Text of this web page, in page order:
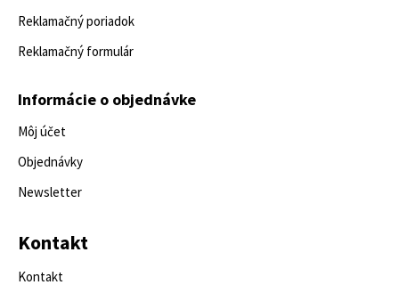
Reklamačný poriadok
Reklamačný formulár
Informácie o objednávke
Môj účet
Objednávky
Newsletter
Kontakt
Kontakt